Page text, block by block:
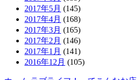
2017年5月 (145)
2017年4月 (168)
2017年3月 (165)
2017年2月 (146)
2017年1月 (141)
2016年12月 (105)